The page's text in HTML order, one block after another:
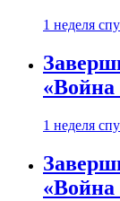
1 неделя
1 неделя